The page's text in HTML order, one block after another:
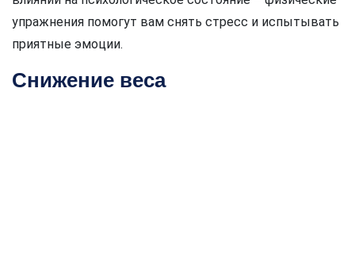
упражнения помогут вам снять стресс и испытывать
приятные эмоции.
Снижение веса